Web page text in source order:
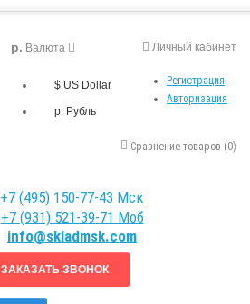
Личный кабинет
Регистрация
Авторизация
р. Валюта
$ US Dollar
р. Рубль
Сравнение товаров (0)
+7 (495) 150-77-43 Мск
+7 (931) 521-39-71 Моб
info@skladmsk.com
ЗАКАЗАТЬ ЗВОНОК